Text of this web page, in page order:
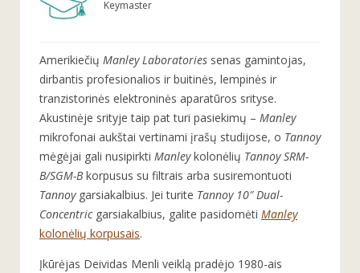
Keymaster
Amerikiečių Manley Laboratories senas gamintojas,
dirbantis profesionalios ir buitinės, lempinės ir
tranzistorinės elektroninės aparatūros srityse.
Akustinėje srityje taip pat turi pasiekimų – Manley
mikrofonai aukštai vertinami įrašų studijose, o Tannoy
mėgėjai gali nusipirkti Manleykolonėlių Tannoy SRM-
B/SGM-Bkorpusus su filtrais arba susiremontuoti
Tannoygarsiakalbius. Jei turite Tannoy 10″ Dual-
Concentricgarsiakalbius, galite pasidomėti Manley
kolonėlių korpusais.
Įkūrėjas Deividas Menli veiklą pradėjo 1980-ais